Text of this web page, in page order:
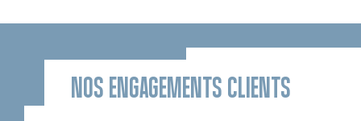
NOS ENGAGEMENTS CLIENTS